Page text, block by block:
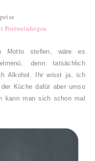
Portweinfeigen
Motto stellen, wäre es
denn tatsächlich
Alkohol. Ihr wisst ja, ich
Küche dafür aber umso
kann man sich schon mal